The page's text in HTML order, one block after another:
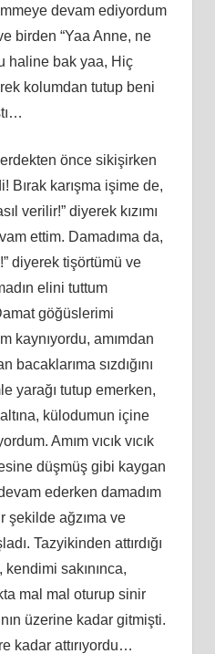
devam ediyordum
birden “Yaa Anne, ne
haline bak yaa, Hiç
kolumdan tutup beni
önce sikişirken
Bırak karışma işime de,
verilir!” diyerek kızımı
ettim. Damadıma da,
diyerek tişörtümü ve
elini tuttum
göğüslerimi
kaynıyordu, amımdan
bacaklarıma sızdığını
yarağı tutup emerken,
külodumun içine
Amım vıcık vıcık
düşmüş gibi kaygan
ederken damadım
şekilde ağzıma ve
Tazyikinden attırdığı
sakınınca,
mal mal oturup sinir
üzerine kadar gitmişti.
kadar attırıyordu…